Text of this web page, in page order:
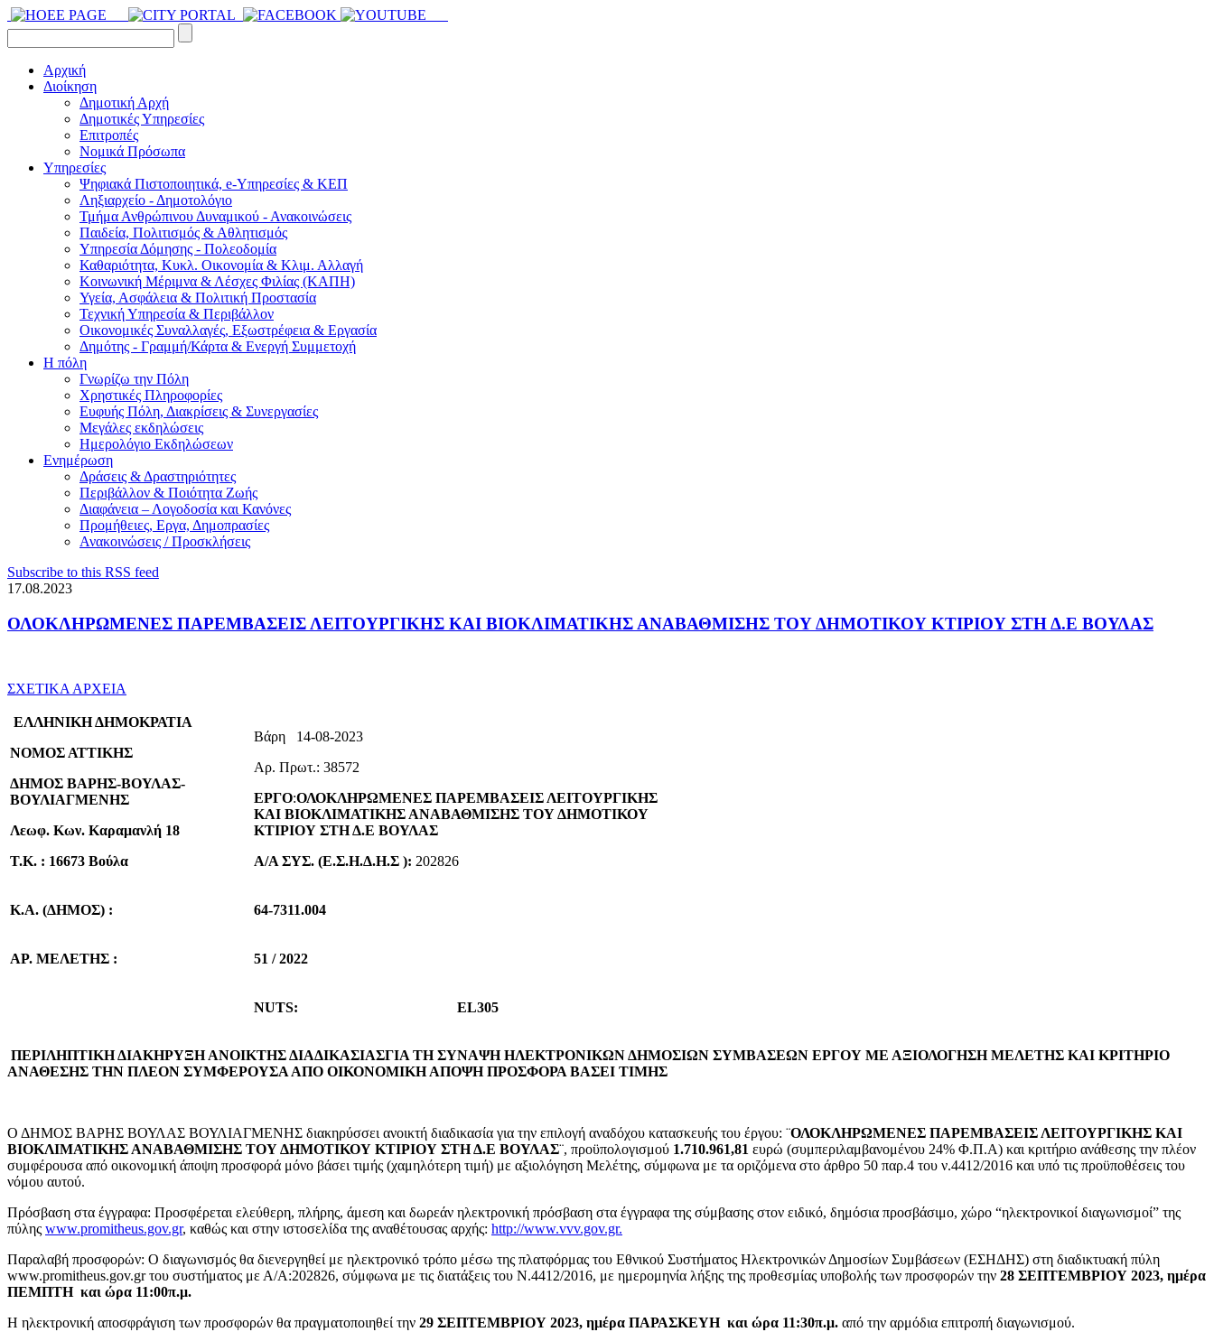
Αρχική
Διοίκηση
Δημοτική Αρχή
Δημοτικές Υπηρεσίες
Επιτροπές
Νομικά Πρόσωπα
Υπηρεσίες
Ψηφιακά Πιστοποιητικά, e-Υπηρεσίες & ΚΕΠ
Ληξιαρχείο - Δημοτολόγιο
Τμήμα Ανθρώπινου Δυναμικού - Ανακοινώσεις
Παιδεία, Πολιτισμός & Αθλητισμός
Υπηρεσία Δόμησης - Πολεοδομία
Καθαριότητα, Κυκλ. Οικονομία & Κλιμ. Αλλαγή
Kοινωνική Μέριμνα & Λέσχες Φιλίας (ΚΑΠΗ)
Υγεία, Ασφάλεια & Πολιτική Προστασία
Τεχνική Υπηρεσία & Περιβάλλον
Οικονομικές Συναλλαγές, Εξωστρέφεια & Εργασία
Δημότης - Γραμμή/Κάρτα & Ενεργή Συμμετοχή
Η πόλη
Γνωρίζω την Πόλη
Χρηστικές Πληροφορίες
Ευφυής Πόλη, Διακρίσεις & Συνεργασίες
Μεγάλες εκδηλώσεις
Ημερολόγιο Εκδηλώσεων
Ενημέρωση
Δράσεις & Δραστηριότητες
Περιβάλλον & Ποιότητα Ζωής
Διαφάνεια – Λογοδοσία και Κανόνες
Προμήθειες, Εργα, Δημοπρασίες
Ανακοινώσεις / Προσκλήσεις
Subscribe to this RSS feed
17.08.2023
ΟΛΟΚΛΗΡΩΜΕΝΕΣ ΠΑΡΕΜΒΑΣΕΙΣ ΛΕΙΤΟΥΡΓΙΚΗΣ ΚΑΙ ΒΙΟΚΛΙΜΑΤΙΚΗΣ ΑΝΑΒΑΘΜΙΣΗΣ ΤΟΥ ΔΗΜΟΤΙΚΟΥ ΚΤΙΡΙΟΥ ΣΤΗ Δ.Ε ΒΟΥΛΑΣ
ΣΧΕΤΙΚΑ ΑΡΧΕΙΑ
ΕΛΛΗΝΙΚΗ ΔΗΜOΚΡΑΤΙΑ
ΝΟΜΟΣ ΑΤΤΙΚΗΣ
ΔΗΜΟΣ ΒΑΡΗΣ-ΒΟΥΛΑΣ-
ΒΟΥΛΙΑΓΜΕΝΗΣ
Λεωφ. Κων. Καραμανλή 18
Τ.Κ. : 16673 Βούλα
Βάρη 14-08-2023
Αρ. Πρωτ.: 38572
ΕΡΓΟ:ΟΛΟΚΛΗΡΩΜΕΝΕΣ ΠΑΡΕΜΒΑΣΕΙΣ ΛΕΙΤΟΥΡΓΙΚΗΣ
ΚΑΙ ΒΙΟΚΛΙΜΑΤΙΚΗΣ ΑΝΑΒΑΘΜΙΣΗΣ ΤΟΥ ΔΗΜΟΤΙΚΟΥ
ΚΤΙΡΙΟΥ ΣΤΗ Δ.Ε ΒΟΥΛΑΣ
A/A ΣΥΣ. (Ε.Σ.Η.Δ.Η.Σ ): 202826
Κ.Α. (ΔΗΜΟΣ) : 64-7311.004
ΑΡ. ΜΕΛΕΤΗΣ : 51 / 2022
NUTS: EL305
ΠΕΡΙΛΗΠΤΙΚΗ ΔΙΑΚΗΡΥΞΗ ΑΝΟΙΚΤΗΣ ΔΙΑΔΙΚΑΣΙΑΣΓΙΑ ΤΗ ΣΥΝΑΨΗ ΗΛΕΚΤΡΟΝΙΚΩΝ ΔΗΜΟΣΙΩΝ ΣΥΜΒΑΣΕΩΝ ΕΡΓΟΥ ΜΕ ΑΞΙΟΛΟΓΗΣΗ ΜΕΛΕΤΗΣ ΚΑΙ ΚΡΙΤΗΡΙΟ
ΑΝΑΘΕΣΗΣ ΤΗΝ ΠΛΕΟΝ ΣΥΜΦΕΡΟΥΣΑ ΑΠΟ ΟΙΚΟΝΟΜΙΚΗ ΑΠΟΨΗ ΠΡΟΣΦΟΡΑ ΒΑΣΕΙ ΤΙΜΗΣ
Ο ΔΗΜΟΣ ΒΑΡΗΣ ΒΟΥΛΑΣ ΒΟΥΛΙΑΓΜΕΝΗΣ διακηρύσσει ανοικτή διαδικασία για την επιλογή αναδόχου κατασκευής του έργου: ¨ΟΛΟΚΛΗΡΩΜΕΝΕΣ ΠΑΡΕΜΒΑΣΕΙΣ ΛΕΙΤΟΥΡΓΙΚΗΣ ΚΑΙ
ΒΙΟΚΛΙΜΑΤΙΚΗΣ ΑΝΑΒΑΘΜΙΣΗΣ ΤΟΥ ΔΗΜΟΤΙΚΟΥ ΚΤΙΡΙΟΥ ΣΤΗ Δ.Ε ΒΟΥΛΑΣ¨, προϋπολογισμού 1.710.961,81 ευρώ (συμπεριλαμβανομένου 24% Φ.Π.Α) και κριτήριο ανάθεσης την πλέον
συμφέρουσα από οικονομική άποψη προσφορά μόνο βάσει τιμής (χαμηλότερη τιμή) με αξιολόγηση Μελέτης, σύμφωνα με τα οριζόμενα στο άρθρο 50 παρ.4 του ν.4412/2016 και υπό τις προϋποθέσεις του
νόμου αυτού.
Πρόσβαση στα έγγραφα: Προσφέρεται ελεύθερη, πλήρης, άμεση και δωρεάν ηλεκτρονική πρόσβαση στα έγγραφα της σύμβασης στον ειδικό, δημόσια προσβάσιμο, χώρο “ηλεκτρονικοί διαγωνισμοί” της
πύλης www.promitheus.gov.gr, καθώς και στην ιστοσελίδα της αναθέτουσας αρχής: http://www.vvv.gov.gr.
Παραλαβή προσφορών: Ο διαγωνισμός θα διενεργηθεί με ηλεκτρονικό τρόπο μέσω της πλατφόρμας του Εθνικού Συστήματος Ηλεκτρονικών Δημοσίων Συμβάσεων (ΕΣΗΔΗΣ) στη διαδικτυακή πύλη
www.promitheus.gov.gr του συστήματος με Α/Α:202826, σύμφωνα με τις διατάξεις του Ν.4412/2016, με ημερομηνία λήξης της προθεσμίας υποβολής των προσφορών την 28 ΣΕΠΤΕΜΒΡΙΟΥ 2023, ημέρα
ΠΕΜΠΤΗ και ώρα 11:00π.μ.
Η ηλεκτρονική αποσφράγιση των προσφορών θα πραγματοποιηθεί την 29 ΣΕΠΤΕΜΒΡΙΟΥ 2023, ημέρα ΠΑΡΑΣΚΕΥΗ και ώρα 11:30π.μ. από την αρμόδια επιτροπή διαγωνισμού.